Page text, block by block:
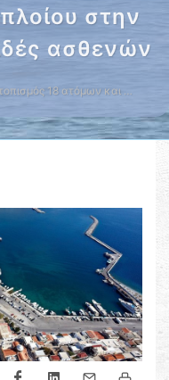
στην
ασθενών
18 ατόμων και …